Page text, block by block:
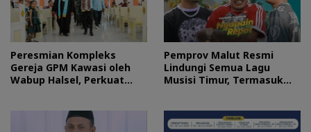
Peresmian Kompleks
Gereja GPM Kawasi oleh
Wabup Halsel, Perkuat
Pemprov Malut Resmi
Lindungi Semua Lagu
Musisi Timur, Termasuk